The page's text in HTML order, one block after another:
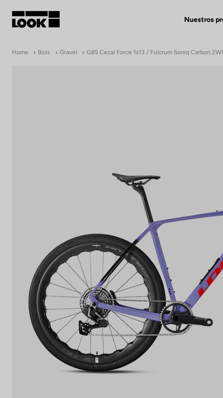
Nuestros
Home Bicis Gravel G85 Cezal Force 1x13 / Fulcrum Soniq Carbon